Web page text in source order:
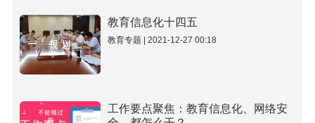
教育信息化十四五
教育专题 | 2021-12-27 00:18
工作要点聚焦：教育信息化、网络安